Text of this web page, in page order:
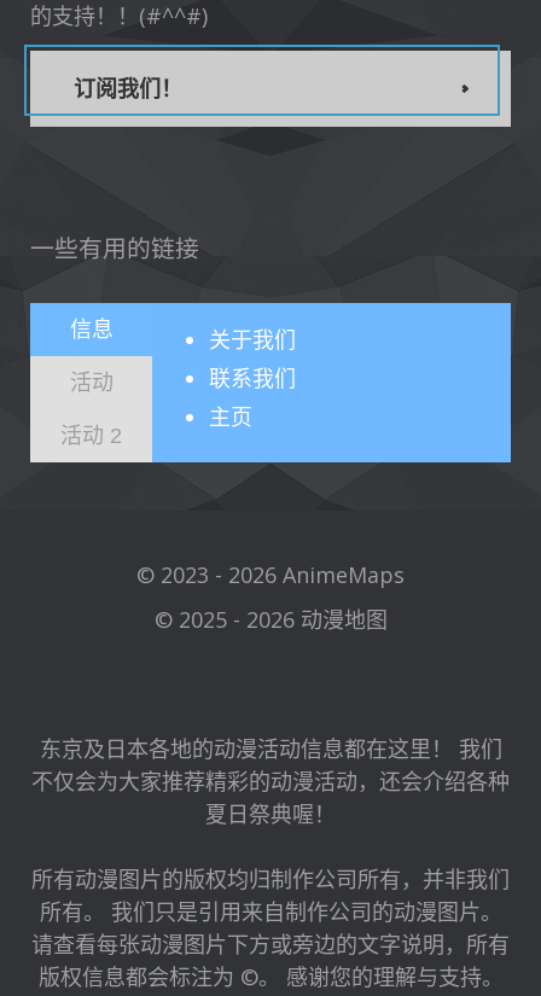
的支持！！(#^^#)
订阅我们！
一些有用的链接
信息
活动
活动 2
关于我们
联系我们
主页
© 2023 - 2026 AnimeMaps
© 2025 - 2026 动漫地图
东京及日本各地的动漫活动信息都在这里！ 我们
不仅会为大家推荐精彩的动漫活动，还会介绍各种
夏日祭典喔！
所有动漫图片的版权均归制作公司所有，并非我们
所有。 我们只是引用来自制作公司的动漫图片。
请查看每张动漫图片下方或旁边的文字说明，所有
版权信息都会标注为 ©。 感谢您的理解与支持。